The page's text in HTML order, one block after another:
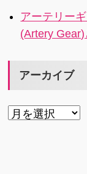
アーテリー
(Artery
アーカイブ
ア